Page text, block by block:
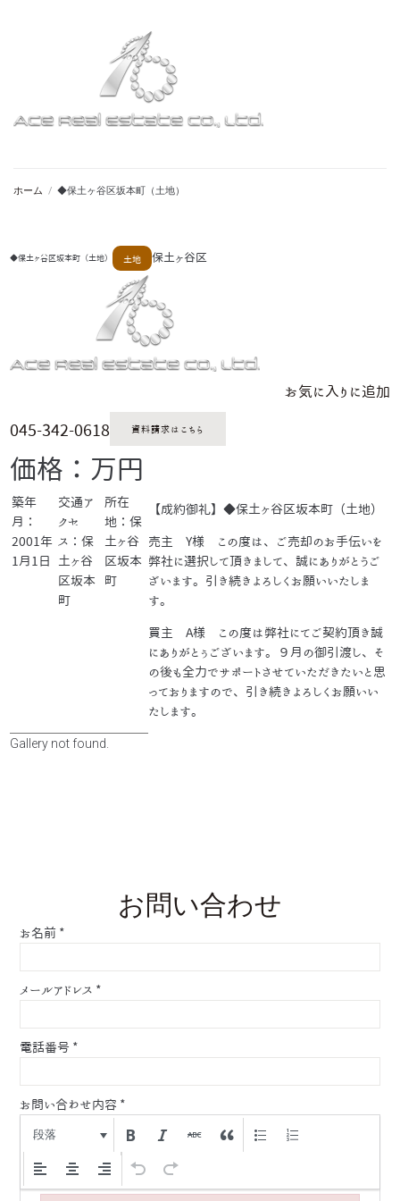
ホーム / ◆保土ヶ谷区坂本町（土地）
◆保土ヶ谷区坂本町（土地） 土地 保土ヶ谷区
お気に入りに追加
045-342-0618 資料請求はこちら
価格：万円
築年
月：
2001年
1月1日
交通ア
クセ
ス：保
土ヶ谷
区坂本
町
所在
地：保
土ヶ谷
区坂本
町
【成約御礼】◆保土ヶ谷区坂本町（土地）
売主 Y様 この度は、ご売却のお手伝いを
弊社に選択して頂きまして、誠にありがとうご
ざいます。引き続きよろしくお願いいたしま
す。
買主 A様 この度は弊社にてご契約頂き誠
にありがとぅございます。９月の御引渡し、そ
の後も全力でサポートさせていただきたいと思
っておりますので、引き続きよろしくお願いい
たします。
Gallery not found.
お問い合わせ
お名前 *
メールアドレス *
電話番号 *
お問い合わせ内容 *
段落